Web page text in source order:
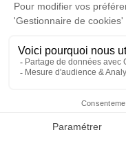
Faire-part
Cérémonie
jeudi 06
Crématroium
74330 La
Déroulé des